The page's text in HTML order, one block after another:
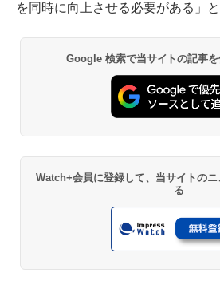
を同時に向上させる必要がある」と
Google 検索で当サイトの記事
Watch+会員に登録して、当サイトの
る